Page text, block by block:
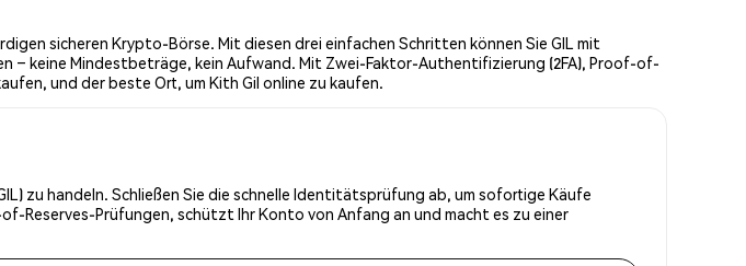
sicheren Krypto-Börse. Mit diesen drei einfachen Schritten können Sie GIL mit
keine Mindestbeträge, kein Aufwand. Mit Zwei-Faktor-Authentifizierung (2FA), Proof-of-
und der beste Ort, um Kith Gil online zu kaufen.
zu handeln. Schließen Sie die schnelle Identitätsprüfung ab, um sofortige Käufe
Reserves-Prüfungen, schützt Ihr Konto von Anfang an und macht es zu einer